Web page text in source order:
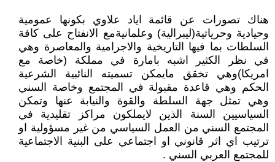
هناك تصورات عن قائمة اياد علاوي بكونها عمومية
وحيادية وحرياتية(ليبرالية) وعلمانيةمع الانفتاح على كافة
السلطات بما فيها التاريخية والاجرامية والمعاصرة وهي
في نظر الكثير اشبه بامارة في مملكة (خاصة مع
امريكا)وهي تخقق مايمكن تسميته النائبية الشرعية
الحكم وهي قاعدة مقبولة في المجتمع وخاصة السني
وهي تمثل جهة السلطة والقوة والنيابة عنها وتمكن
السياسيين السنة الذين لايملكون مراكز تقليدية في
المجتمع السني من العمل السياسي من غير مسؤولية او
ترتيب اي اثر قانوني او اجتماعي على البنية الاجتماعية
للمجتمع العربي السني .